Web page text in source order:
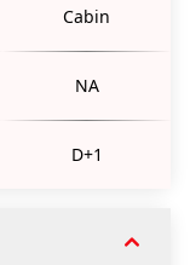
Cabin
NA
D+1